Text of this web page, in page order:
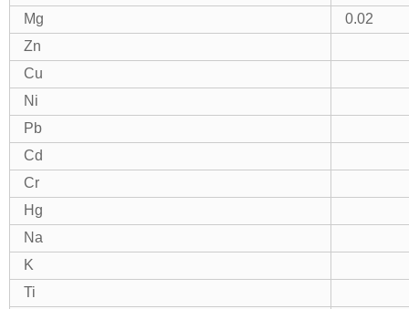
Mg
0.02
Zn
Cu
Ni
Pb
Cd
Cr
Hg
Na
K
Ti